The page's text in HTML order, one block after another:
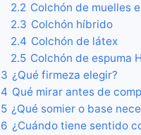
2.2 Colchón de muelles
2.3 Colchón híbrido
2.4 Colchón de látex
2.5 Colchón de espuma
3 ¿Qué firmeza elegir?
4 Qué mirar antes de
5 ¿Qué somier o base
6 ¿Cuándo tiene sentido